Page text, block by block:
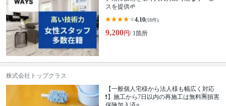
スを提供🌱
4.10(18件)
9,200円/ 1箇所
株式会社トップクラス
【一般個人宅様から法人様も幅広く対応
❗️】施工から7日以内の再施工は無料🈚️損害